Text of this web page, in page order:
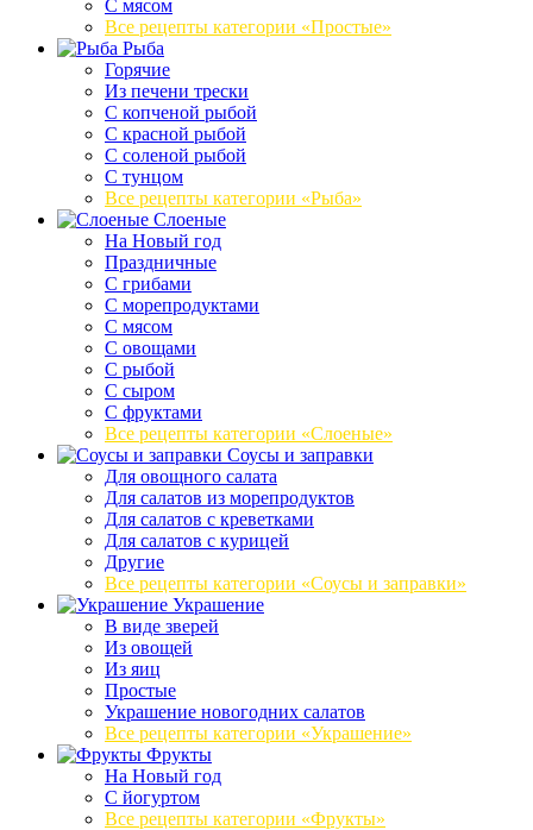
С мясом
Все рецепты категории «Простые»
Рыба
Горячие
Из печени трески
С копченой рыбой
С красной рыбой
С соленой рыбой
С тунцом
Все рецепты категории «Рыба»
Слоеные
На Новый год
Праздничные
С грибами
С морепродуктами
С мясом
С овощами
С рыбой
С сыром
С фруктами
Все рецепты категории «Слоеные»
Соусы и заправки
Для овощного салата
Для салатов из морепродуктов
Для салатов с креветками
Для салатов с курицей
Другие
Все рецепты категории «Соусы и заправки»
Украшение
В виде зверей
Из овощей
Из яиц
Простые
Украшение новогодних салатов
Все рецепты категории «Украшение»
Фрукты
На Новый год
С йогуртом
Все рецепты категории «Фрукты»